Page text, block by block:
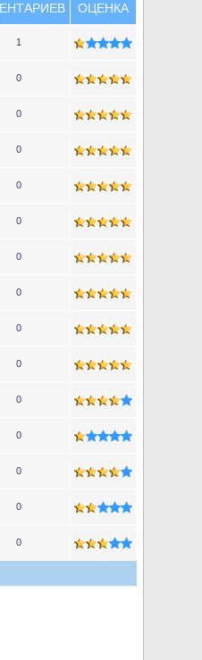
ОЦЕНКА
1
0
0
0
0
0
0
0
0
0
0
0
0
0
0